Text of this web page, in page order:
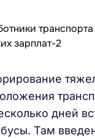
дней
Там